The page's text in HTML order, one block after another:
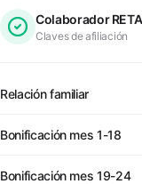
Colaborador RETA
Claves de afiliación
Relación familiar
Bonificación mes 1-18
Bonificación mes 19-24